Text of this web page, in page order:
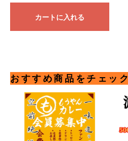
カートに入れる
おすすめ商品をチェック